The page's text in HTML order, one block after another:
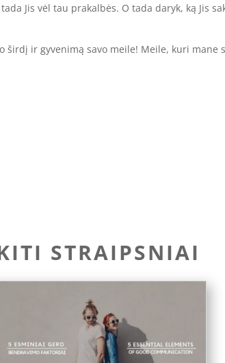
Jis vėl tau prakalbės. O tada daryk, ką Jis
širdį ir gyvenimą savo meile! Meile, kuri
STRAIPSNIAI